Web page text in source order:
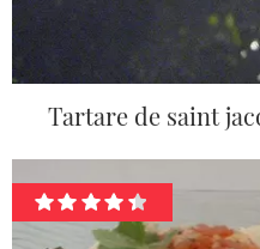
Tartare de saint